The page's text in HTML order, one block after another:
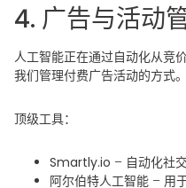
4. 广告与活动
人工智能正在通过自动化从竞
我们管理付费广告活动的方式。
顶级工具：
Smartly.io – 自动化社
阿尔伯特人工智能 – 用